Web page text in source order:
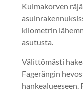
Kulmakorven
kilometrin
asutusta.
Välittömästi
Fagerängin
hankealueeseen.